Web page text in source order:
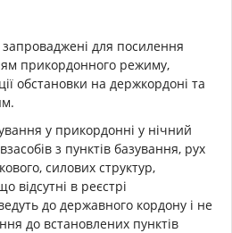
для посилення
прикордонного режиму,
обстановки на держкордоні та
у прикордонні у нічний
з пунктів базування, рух
силових структур,
відсутні в реєстрі
до державного кордону і не
до встановлених пунктів